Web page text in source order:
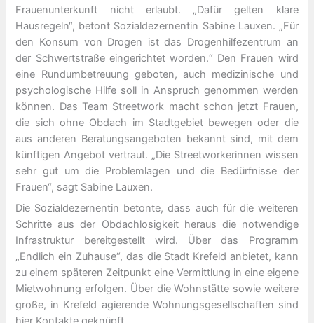
Frauenunterkunft nicht erlaubt. „Dafür gelten klare
Hausregeln“, betont Sozialdezernentin Sabine Lauxen. „Für
den Konsum von Drogen ist das Drogenhilfezentrum an
der Schwertstraße eingerichtet worden.“ Den Frauen wird
eine Rundumbetreuung geboten, auch medizinische und
psychologische Hilfe soll in Anspruch genommen werden
können. Das Team Streetwork macht schon jetzt Frauen,
die sich ohne Obdach im Stadtgebiet bewegen oder die
aus anderen Beratungsangeboten bekannt sind, mit dem
künftigen Angebot vertraut. „Die Streetworkerinnen wissen
sehr gut um die Problemlagen und die Bedürfnisse der
Frauen“, sagt Sabine Lauxen.
Die Sozialdezernentin betonte, dass auch für die weiteren
Schritte aus der Obdachlosigkeit heraus die notwendige
Infrastruktur bereitgestellt wird. Über das Programm
„Endlich ein Zuhause“, das die Stadt Krefeld anbietet, kann
zu einem späteren Zeitpunkt eine Vermittlung in eine eigene
Mietwohnung erfolgen. Über die Wohnstätte sowie weitere
große, in Krefeld agierende Wohnungsgesellschaften sind